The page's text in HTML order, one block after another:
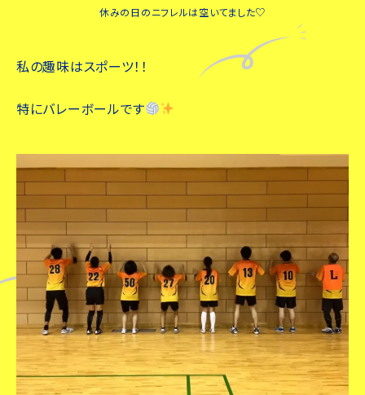
休みの日のニフレルは空いてました♡
私の趣味はスポーツ！！
特にバレーボールです